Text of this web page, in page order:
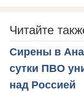
Читайте
Сирены в
сутки ПВО
над Россией